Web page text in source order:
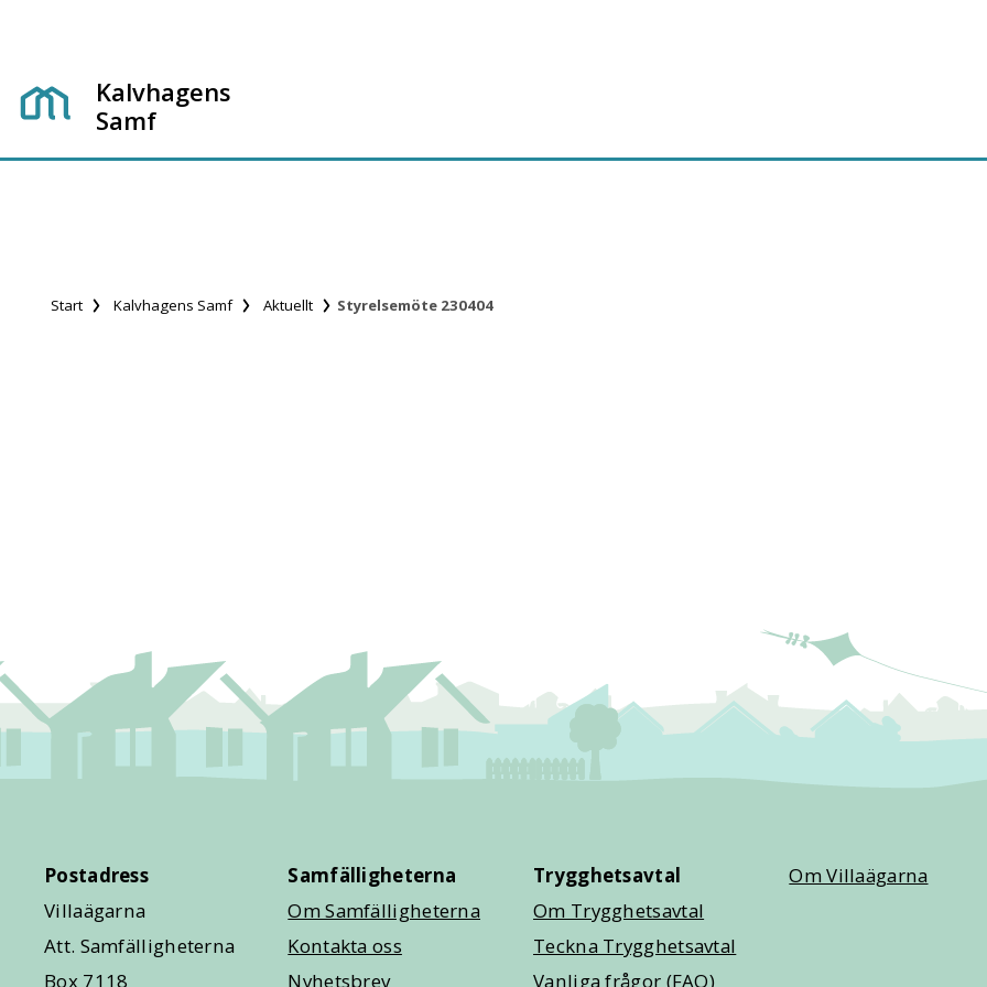
Kalvhagens
Samf
Start Kalvhagens Samf Aktuellt Styrelsemöte 230404
Postadress
Villaägarna
Att. Samfälligheterna
Box 7118
Samfälligheterna
Om Samfälligheterna
Kontakta oss
Nyhetsbrev
Trygghetsavtal
Om Trygghetsavtal
Teckna Trygghetsavtal
Vanliga frågor (FAQ)
Om Villaägarna